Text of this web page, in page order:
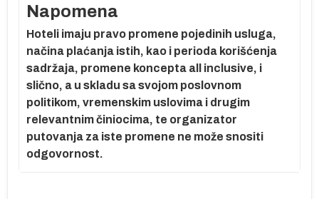
Napomena
Hoteli imaju pravo promene pojedinih usluga,
načina plaćanja istih, kao i perioda korišćenja
sadržaja, promene koncepta all inclusive, i
slično, a u skladu sa svojom poslovnom
politikom, vremenskim uslovima i drugim
relevantnim činiocima, te organizator
putovanja za iste promene ne može snositi
odgovornost.